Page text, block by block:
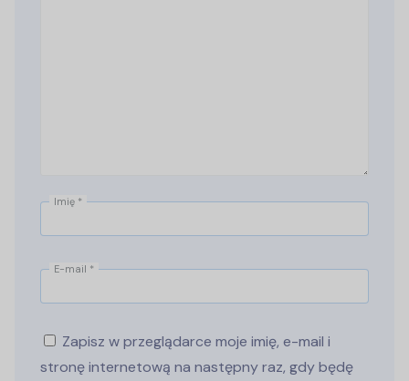
Imię *
E-mail *
Zapisz w przeglądarce moje imię, e-mail i
stronę internetową na następny raz, gdy będę